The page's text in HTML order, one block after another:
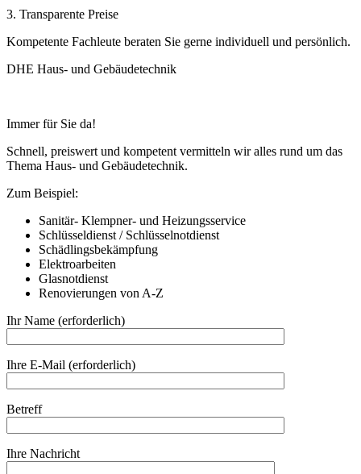
3. Transparente Preise
Kompetente Fachleute beraten Sie gerne individuell und persönlich.
DHE Haus- und Gebäudetechnik
Immer für Sie da!
Schnell, preiswert und kompetent vermitteln wir alles rund um das
Thema Haus- und Gebäudetechnik.
Zum Beispiel:
Sanitär- Klempner- und Heizungsservice
Schlüsseldienst / Schlüsselnotdienst
Schädlingsbekämpfung
Elektroarbeiten
Glasnotdienst
Renovierungen von A-Z
Ihr Name (erforderlich)
Ihre E-Mail (erforderlich)
Betreff
Ihre Nachricht